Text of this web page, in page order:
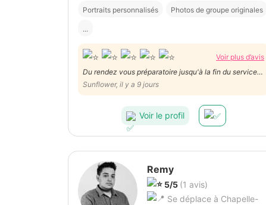
Portraits personnalisés Photos de groupe originales
...
Voir plus d’avis
Du rendez vous préparatoire jusqu'à la fin du service
c'était un plaisir de collaborer avec Jacques! Nous le
recommandons vivement.
Sunflower, il y a 9 jours
Voir le profil
Remy
5/5 (1 avis)
Se déplace à Chapelle-